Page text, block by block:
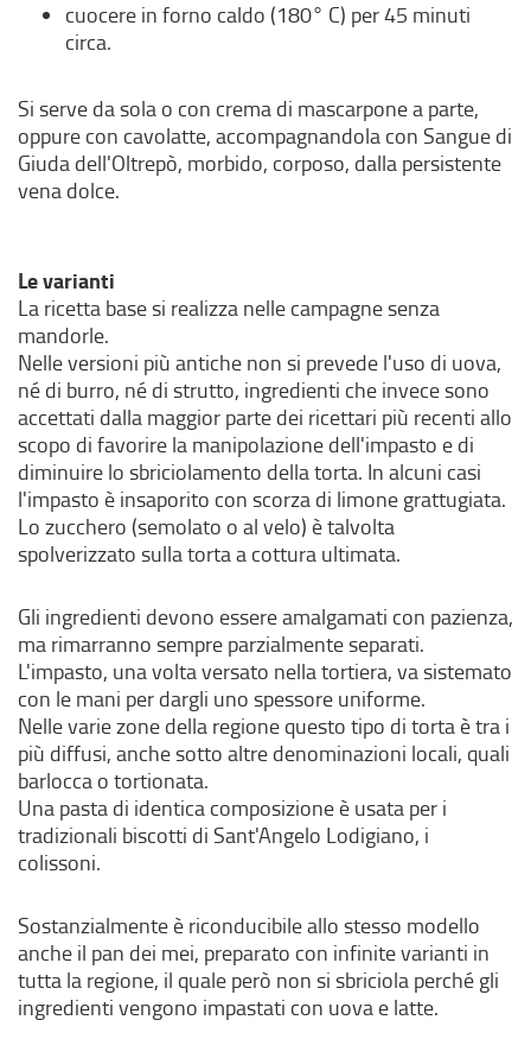
cuocere in forno caldo (180° C) per 45 minuti
circa.
Si serve da sola o con crema di mascarpone a parte,
oppure con cavolatte, accompagnandola con Sangue di
Giuda dell'Oltrepò, morbido, corposo, dalla persistente
vena dolce.
Le varianti
La ricetta base si realizza nelle campagne senza
mandorle.
Nelle versioni più antiche non si prevede l'uso di uova,
né di burro, né di strutto, ingredienti che invece sono
accettati dalla maggior parte dei ricettari più recenti allo
scopo di favorire la manipolazione dell'impasto e di
diminuire lo sbriciolamento della torta. In alcuni casi
l'impasto è insaporito con scorza di limone grattugiata.
Lo zucchero (semolato o al velo) è talvolta
spolverizzato sulla torta a cottura ultimata.
Gli ingredienti devono essere amalgamati con pazienza,
ma rimarranno sempre parzialmente separati.
L'impasto, una volta versato nella tortiera, va sistemato
con le mani per dargli uno spessore uniforme.
Nelle varie zone della regione questo tipo di torta è tra i
più diffusi, anche sotto altre denominazioni locali, quali
barlocca o tortionata.
Una pasta di identica composizione è usata per i
tradizionali biscotti di Sant'Angelo Lodigiano, i
colissoni.
Sostanzialmente è riconducibile allo stesso modello
anche il pan dei mei, preparato con infinite varianti in
tutta la regione, il quale però non si sbriciola perché gli
ingredienti vengono impastati con uova e latte.